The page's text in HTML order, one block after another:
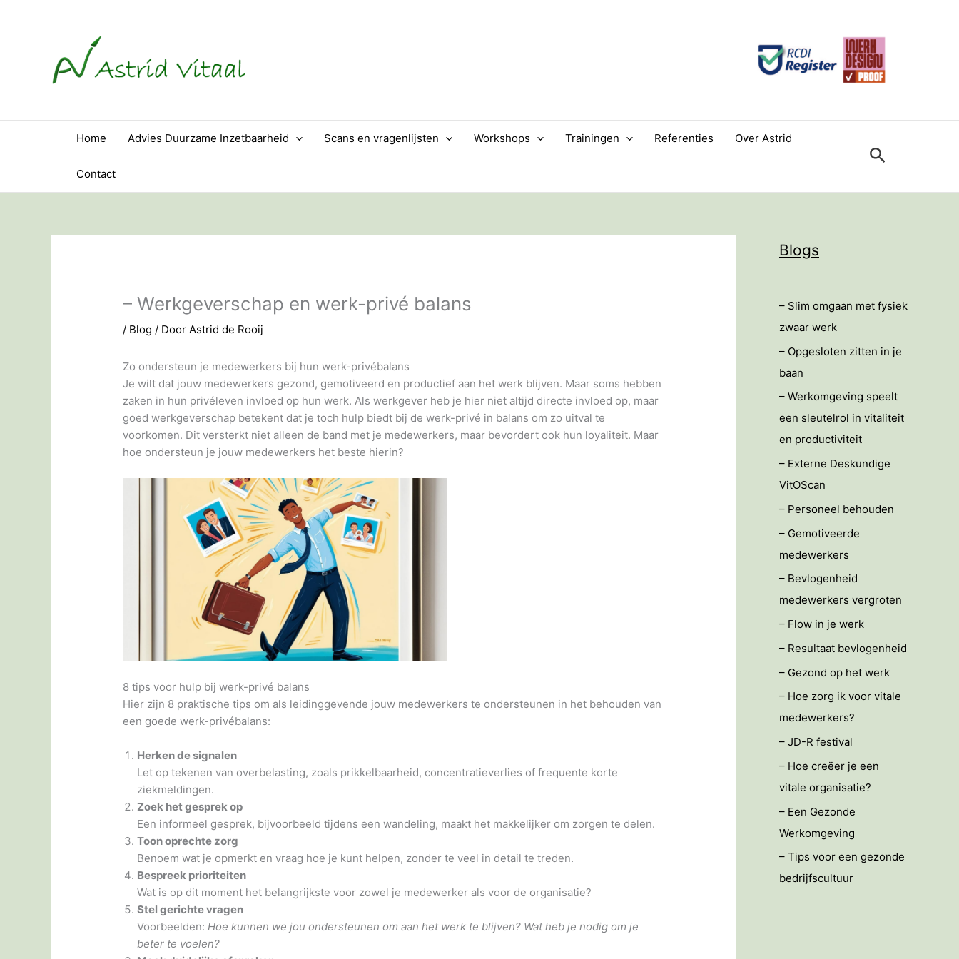
Home Advies Duurzame Inzetbaarheid Scans en vragenlijsten Workshops Trainingen Referenties Over Astrid
Contact
Zoeken
– Werkgeverschap en werk-privé balans
/ Blog / DoorAstrid de Rooij
Zo ondersteun je medewerkers bij hun werk-privébalans
Je wilt dat jouw medewerkers gezond, gemotiveerd en productief aan het werk blijven. Maar soms hebben
zaken in hun privéleven invloed op hun werk. Als werkgever heb je hier niet altijd directe invloed op, maar
goed werkgeverschap betekent dat je toch hulp biedt bij de werk-privé in balans om zo uitval te
voorkomen. Dit versterkt niet alleen de band met je medewerkers, maar bevordert ook hun loyaliteit. Maar
hoe ondersteun je jouw medewerkers het beste hierin?
8 tips voor hulp bij werk-privé balans
Hier zijn 8 praktische tips om als leidinggevende jouw medewerkers te ondersteunen in het behouden van
een goede werk-privébalans:
Herken de signalen
Let op tekenen van overbelasting, zoals prikkelbaarheid, concentratieverlies of frequente korte
ziekmeldingen.
Zoek het gesprek op
Een informeel gesprek, bijvoorbeeld tijdens een wandeling, maakt het makkelijker om zorgen te delen.
Toon oprechte zorg
Benoem wat je opmerkt en vraag hoe je kunt helpen, zonder te veel in detail te treden.
Bespreek prioriteiten
Wat is op dit moment het belangrijkste voor zowel je medewerker als voor de organisatie?
Stel gerichte vragen
Voorbeelden: Hoe kunnen we jou ondersteunen om aan het werk te blijven? Wat heb je nodig om je
beter te voelen?
Blogs
– Slim omgaan met fysiek
zwaar werk
– Opgesloten zitten in je
baan
– Werkomgeving speelt
een sleutelrol in vitaliteit
en productiviteit
– Externe Deskundige
VitOScan
– Personeel behouden
– Gemotiveerde
medewerkers
– Bevlogenheid
medewerkers vergroten
– Flow in je werk
– Resultaat bevlogenheid
– Gezond op het werk
– Hoe zorg ik voor vitale
medewerkers?
– JD-R festival
– Hoe creëer je een
vitale organisatie?
– Een Gezonde
Werkomgeving
– Tips voor een gezonde
bedrijfscultuur